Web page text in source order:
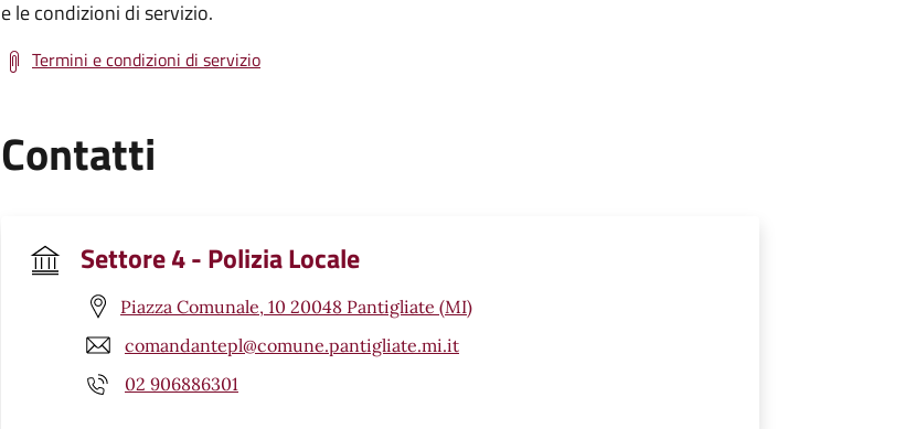
e le condizioni di servizio.
Termini e condizioni di servizio
Contatti
Settore 4 - Polizia Locale
Piazza Comunale, 10 20048 Pantigliate (MI)
comandantepl@comune.pantigliate.mi.it
02 906886301